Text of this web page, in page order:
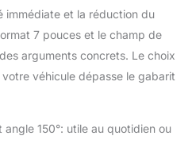
de capacité de
incluse).
immédiate et la réduction du
7 pouces et le champ de
arguments concrets. Le choix
véhicule dépasse le gabarit
150°: utile au quotidien ou